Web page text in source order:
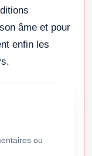
âme et pour
enfin les
ou